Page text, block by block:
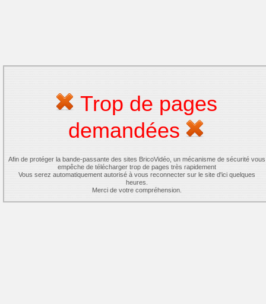
Trop de pages
demandées
Afin de protéger la bande-passante des sites BricoVidéo, un mécanisme de sécurité vous
empêche de télécharger trop de pages très rapidement
Vous serez automatiquement autorisé à vous reconnecter sur le site d'ici quelques
heures.
Merci de votre compréhension.